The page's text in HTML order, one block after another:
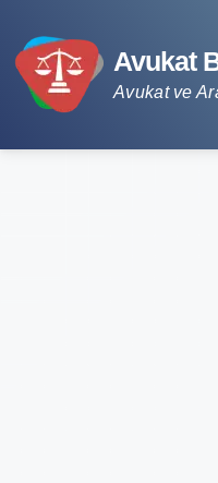
Avukat
Avukat ve